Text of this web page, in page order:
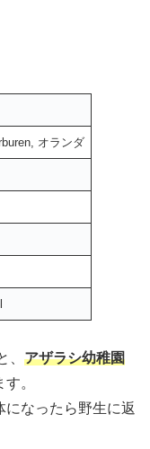
オランダ
、 アザラシ幼稚園
。
なったら野生に返